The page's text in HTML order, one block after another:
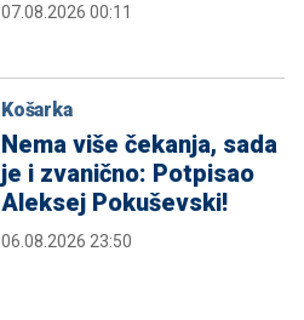
07.08.2026 00:11
Košarka
Nema više čekanja, sada
je i zvanično: Potpisao
Aleksej Pokuševski!
06.08.2026 23:50